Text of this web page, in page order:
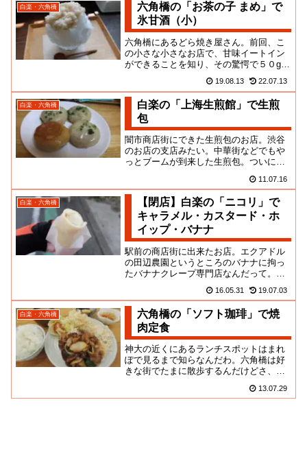
白楽・六角橋
六角橋の「お茶の子 まめ」で
氷甘酒（小）
六角橋にあるどら焼き屋さん。前回、こ
の小さな小さなお店で、甘味イートイン
ができることを知り、その驚愕で５０gぐ
りました。至難の旅。わずか...
19.08.13 22.07.13
白楽・六角橋
白楽の「上海生煎館」で生煎
包
闇市商店街にできた生煎包のお店。渋谷
のお店の支店みたい。中華街などでもや
っとブームが到来した生煎包。ついに白
街の雰囲気と、マッチしている... 11.07.16
白楽・六角橋
【閉店】白楽の「ニコリ」で
キャラメル・カスタード・ホ
イップ・バナナ
駅前の商店街に出来たお店。エクアドル
の田辺農園というところのバナナに拘っ
たバナナクレープ専門店なんだって。原
マミ世代の我々は常に心の何処...
16.05.31 19.07.03
白楽・六角橋
六角橋の「ソフト珈琲」で焼
肉定食
神大の近くにあるランチスポットはまれ
ぽで見るまで知らなんだわ。六角橋は好
きな街でたまに散歩するんだけどさ、デ
がっても出てこないわけよ。な... 13.07.29